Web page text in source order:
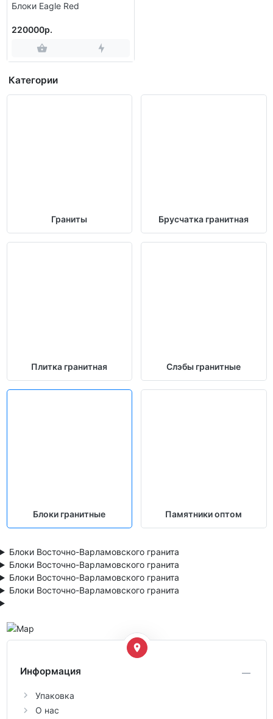
Блоки Eagle Red
220000р.
Категории
Граниты Брусчатка гранитная
Плитка гранитная Слэбы гранитные
Блоки гранитные Памятники оптом
Блоки Восточно-Варламовского гранита
Блоки Восточно-Варламовского гранита
Блоки Восточно-Варламовского гранита
Блоки Восточно-Варламовского гранита
Информация
Упаковка
О нас